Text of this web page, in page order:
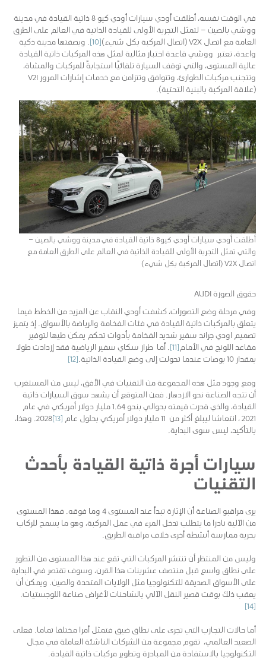
في الوقت نفسه، أطلقت أودي سيارات أودي كيو 8 ذاتية القيادة في مدينة
ووشي بالصين – لتمثل التجربة الأولى للقيادة الذاتية في العالم على الطرق
العامة مع اتصال V2X (اتصال المركبة بكل شيء)
[10]
. وبصفتها مدينة ذكية
واعدة، تعتبر ووشي قاعدة اختبار مثالية لمثل هذه المركبات ذاتية القيادة
عالية المستوى، والتي توقف السيارة تلقائيًا استجابةً للمركبات والمشاة،
(علاقة المركبة بالبنية التحتية).
أطلقت أودي سيارات أودي كيو8 ذاتية القيادة في مدينة ووشي بالصين –
والتي تمثل التجربة الأولى للقيادة الذاتية في العالم على الطرق العامة مع
اتصال V2X (اتصال المركبة بكل شيء)
حقوق الصورة AUDI
وفي مرحلة وضع التصورات، كشفت أودي النقاب عن المزيد من الخطط فيما
يتعلق بالمركبات ذاتية القيادة في فئات الفخامة والرياضة بالأسواق. إذ يتميز
تصميم اودي جراند سفير شديد الفخامة بأدوات تحكم يمكن طيها لتوفير
مقاعد اللونج في الأمام[11]
. أما طراز سكاي سفير الرياضية فقد إزدادت طولا
بمقدار 10 بوصات عندما تحولت إلى وضع القيادة الذاتية.
[12]
ومع وجود مثل هذه المجموعة من التقنيات في الأفق، ليس من المستغرب
أن تتجه الصناعة نحو الازدهار. فمن المتوقع أن يشهد سوق السيارات ذاتية
القيادة، والذي قدرت قيمته بحوالي بنحو 1.64 مليار دولار أمريكي في عام
2021 ، انتعاشا ليبلغ أكثر من 11 مليار دولار أمريكي بحلول عام
[13]
2028. وهذا،
بالتأكيد، ليس سوى البداية.
سيارات أجرة ذاتية القيادة بأحدث
التقنيات
يرى مراقبو الصناعة أن الإثارة تبدأ عند المستوى 4 وما فوقه. فهذا المستوى
من الآلية نادرا ما يتطلب تدخل المرء في عمل المركبة، وهو ما يسمح للركاب
بحرية ممارسة أنشطة أخرى خلاف مراقبة الطريق.
وليس من المنتظر أن تنتشر المركبات التي تقع عند هذا المستوى من التطور
على نطاق واسع قبل منتصف عشرينات هذا القرن، وسوف تقتصر في البداية
على الأسواق الصديقة للتكنولوجيا مثل الولايات المتحدة والصين. ويمكن أن
يعقب ذلك بوقت قصير النقل الآلي بالشاحنات لأغراض صناعة اللوجستيات.
[14]
أما حالات التجارب التي تجرى على نطاق ضيق فتمثل أمرا مختلفا تماما. فعلى
الصعيد العالمي، تقوم مجموعة من الشركات الناشئة العاملة في مجال
التكنولوجيا بالاستفادة من المبادرة وتطوير مركبات ذاتية القيادة.